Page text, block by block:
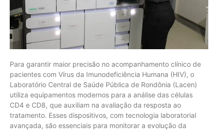
Para garantir maior precisão no acompanhamento clínico de
pacientes com Vírus da Imunodeficiência Humana (HIV), o
Laboratório Central de Saúde Pública de Rondônia (Lacen)
utiliza equipamentos modernos para a análise das células
CD4 e CD8, que auxiliam na avaliação da resposta ao
tratamento. Esses dispositivos, com tecnologia laboratorial
avançada, são essenciais para monitorar a evolução da